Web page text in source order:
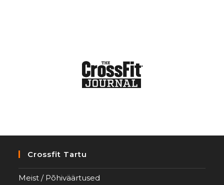
Crossfit Tartu
Meist / Põhiväärtused